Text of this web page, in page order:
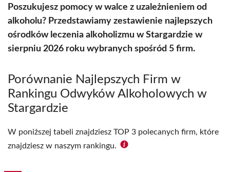
Poszukujesz pomocy w walce z uzależnieniem od
alkoholu? Przedstawiamy zestawienie najlepszych
ośrodków leczenia alkoholizmu w Stargardzie w
sierpniu 2026 roku wybranych spośród 5 firm.
Porównanie Najlepszych Firm w
Rankingu Odwyków Alkoholowych w
Stargardzie
W poniższej tabeli znajdziesz TOP 3 polecanych firm, które
znajdziesz w naszym rankingu.